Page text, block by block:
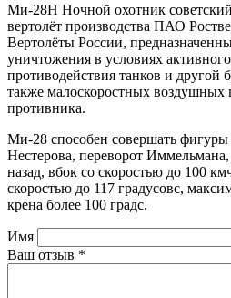
Ми-28Н Ночной охотник
вертолёт производства ПАО
Вертолёты России,
уничтожения в условиях
противодействия танков и другой
также малоскоростных
противника.
Ми-28 способен совершать
Нестерова, переворот
назад, вбок со скоростью до 100
скоростью до 117 градусовс,
крена более 100 градс.
Имя
Ваш отзыв *